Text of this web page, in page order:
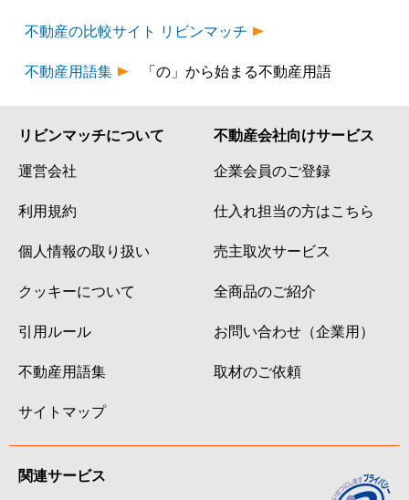
不動産の比較サイト リビンマッチ
不動産用語集
「の」から始まる不動産用語
リビンマッチについて
運営会社
利用規約
個人情報の取り扱い
クッキーについて
引用ルール
不動産用語集
サイトマップ
不動産会社向けサービス
企業会員のご登録
仕入れ担当の方はこちら
売主取次サービス
全商品のご紹介
お問い合わせ（企業用）
取材のご依頼
関連サービス